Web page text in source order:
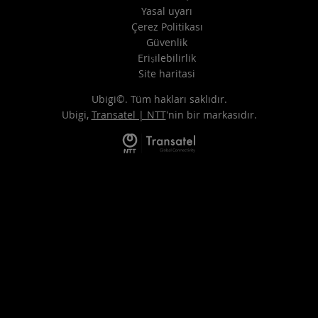
Yasal uyarı
Çerez Politikası
Güvenlik
Erişilebilirlik
Site haritasi
Ubigi©. Tüm hakları saklıdır.
Ubigi, Transatel | NTT'nin bir markasıdır.